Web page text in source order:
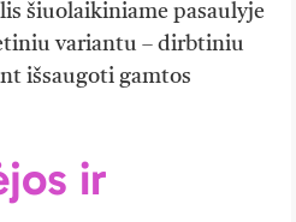
šiuolaikiniame pasaulyje
variantu – dirbtiniu
išsaugoti gamtos
ir